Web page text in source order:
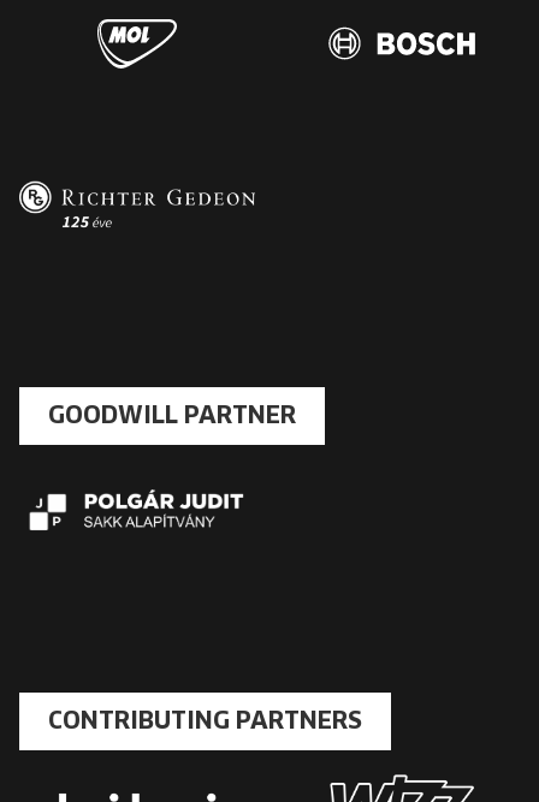
GOODWILL PARTNER
CONTRIBUTING PARTNERS